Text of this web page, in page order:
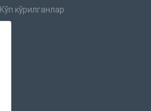
Кўп кўрилганлар